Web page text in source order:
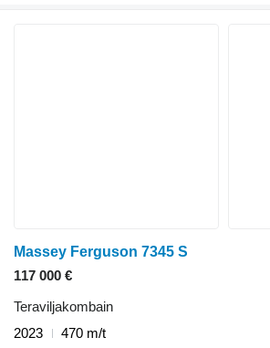
Massey Ferguson 7345 S
117 000 €
Teraviljakombain
2023
470 m/t